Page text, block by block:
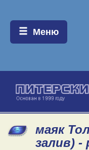
Меню:
Меню
маяк
залив) -